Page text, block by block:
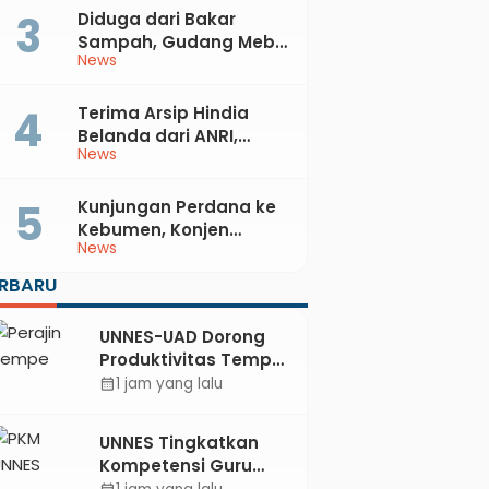
News
Diduga dari Bakar
Sampah, Gudang Mebel
di Petanahan Hangus
News
Terima Arsip Hindia
Belanda dari ANRI,
Pemkab Kebumen
Sejarah, Geopark, dan
Literasi Pertanian
News
Kunjungan Perdana ke
Kebumen, Konjen
Australia Temui Bupati
UNNES-UAD Dorong
Produktivitas Tempe
Bungkus Daun Desa
Digital
calendar_month1 jam yang lalu
UNNES Tingkatkan
Kompetensi Guru